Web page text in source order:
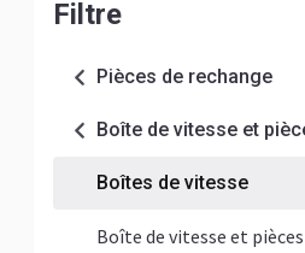
Filtre
Pièces de rechange
Boîte de vitesse et
Boîtes de vitesse
Boîte de vitesse et